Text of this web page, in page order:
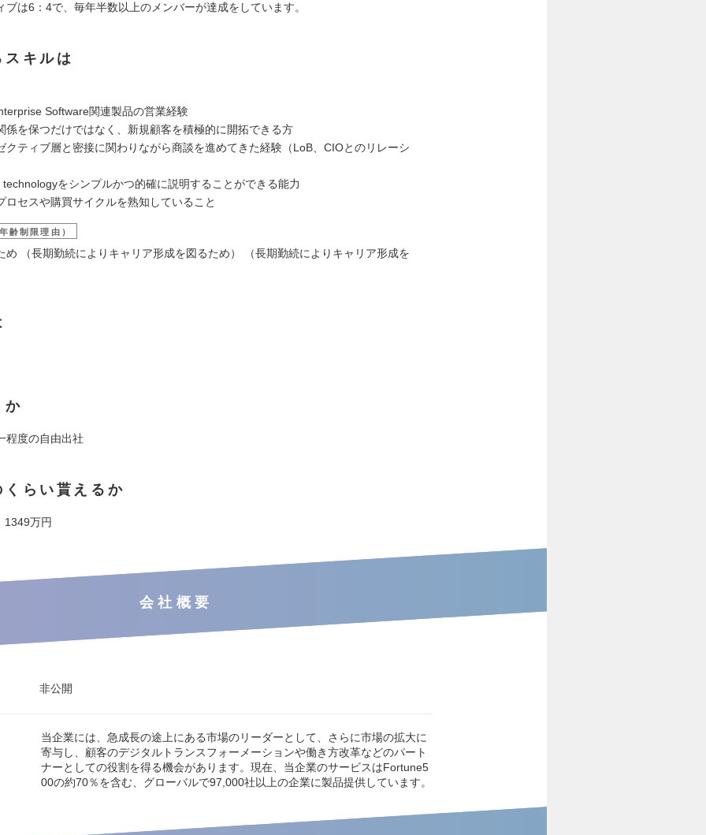
ブは6：4で、毎年半数以上のメンバーが達成をしています。
キルは
Software関連製品の営業経験
係を保つだけではなく、新規顧客を積極的に開拓できる方
クティブ層と密接に関わりながら商談を進めてきた経験（LoB、CIOとのリレーシ
をシンプルかつ的確に説明することができる能力
ロセスや購買サイクルを熟知していること
齢制限理由）
め （長期勤続によりキャリア形成を図るため） （長期勤続によりキャリア形成を
か
度の自由出社
くらい貰えるか
1349万円
会社概要
非公開
当企業には、急成長の途上にある市場のリーダーとして、さらに市場の拡大に
寄与し、顧客のデジタルトランスフォーメーションや働き方改革などのパート
ナーとしての役割を得る機会があります。現在、当企業のサービスはFortune5
00の約70％を含む、グローバルで97,000社以上の企業に製品提供しています。